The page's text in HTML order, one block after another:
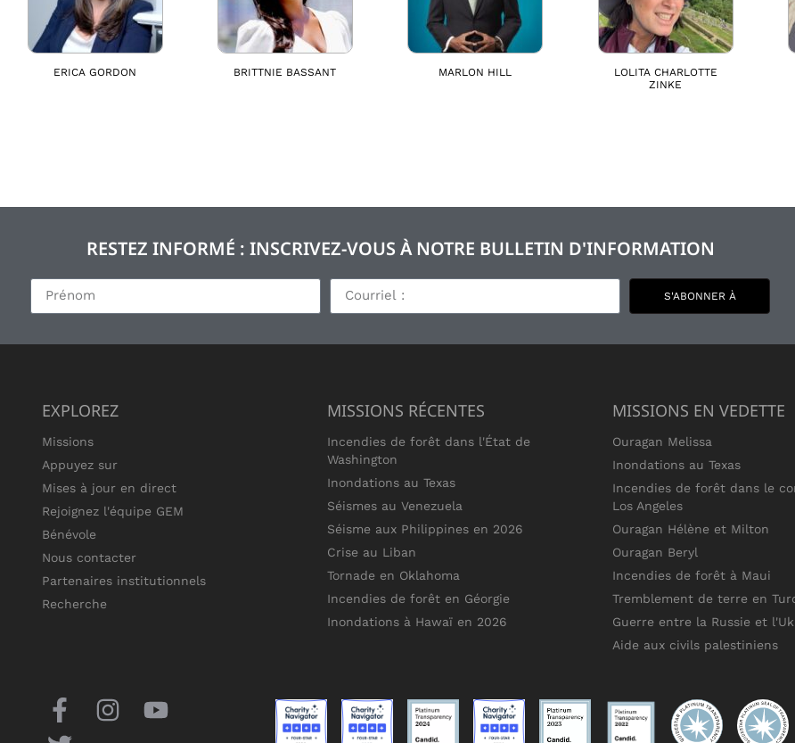
ERICA GORDON BRITTNIE BASSANT MARLON HILL
LOLITA CHARLOTTE
ZINKE
RESTEZ INFORMÉ : INSCRIVEZ-VOUS À NOTRE BULLETIN D'INFORMATION
S'ABONNER À
EXPLOREZ
Missions
Appuyez sur
Mises à jour en direct
Rejoignez l'équipe GEM
Bénévole
Nous contacter
Partenaires institutionnels
Recherche
MISSIONS RÉCENTES
Incendies de forêt dans l'État de
Washington
Inondations au Texas
Séismes au Venezuela
Séisme aux Philippines en 2026
Crise au Liban
Tornade en Oklahoma
Incendies de forêt en Géorgie
Inondations à Hawaï en 2026
MISSIONS EN VEDETTE
Ouragan Melissa
Inondations au Texas
Incendies de forêt dans le
Los Angeles
Ouragan Hélène et Milton
Ouragan Beryl
Incendies de forêt à Maui
Tremblement de terre en
Guerre entre la Russie et
Aide aux civils palestiniens